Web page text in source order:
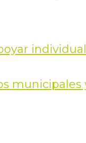
municipales